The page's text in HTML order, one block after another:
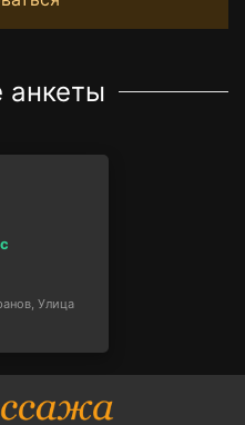
анкеты
Улица